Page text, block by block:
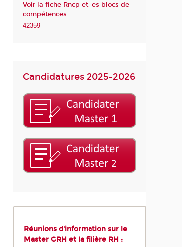
Voir la fiche Rncp et les blocs de
compétences
42359
Candidatures 2025-2026
Réunions d'information sur le
Master GRH et la filière RH :